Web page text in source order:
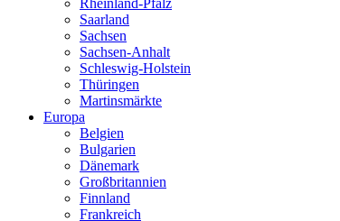
Rheinland-Pfalz
Saarland
Sachsen
Sachsen-Anhalt
Schleswig-Holstein
Thüringen
Martinsmärkte
Europa
Belgien
Bulgarien
Dänemark
Großbritannien
Finnland
Frankreich